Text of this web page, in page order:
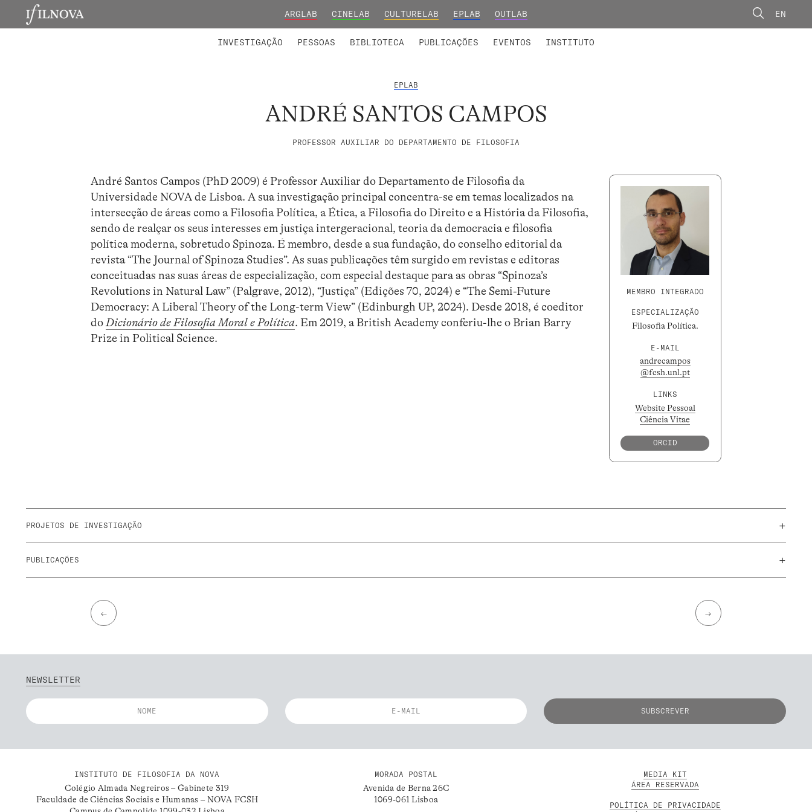
ARGLAB CINELAB CULTURELAB EPLAB OUTLAB EN
INVESTIGAÇÃO PESSOAS BIBLIOTECA PUBLICAÇÕES EVENTOS INSTITUTO
EPLAB
ANDRÉ SANTOS CAMPOS
PROFESSOR AUXILIAR DO DEPARTAMENTO DE FILOSOFIA
André Santos Campos (PhD 2009) é Professor Auxiliar do Departamento de Filosofia da
Universidade NOVA de Lisboa. A sua investigação principal concentra-se em temas localizados na
intersecção de áreas como a Filosofia Política, a Ética, a Filosofia do Direito e a História da Filosofia,
sendo de realçar os seus interesses em justiça intergeracional, teoria da democracia e filosofia
política moderna, sobretudo Spinoza. É membro, desde a sua fundação, do conselho editorial da
revista “The Journal of Spinoza Studies”. As suas publicações têm surgido em revistas e editoras
conceituadas nas suas áreas de especialização, com especial destaque para as obras “Spinoza’s
Revolutions in Natural Law” (Palgrave, 2012), “Justiça” (Edições 70, 2024) e “The Semi-Future
Democracy: A Liberal Theory of the Long-term View” (Edinburgh UP, 2024). Desde 2018, é coeditor
doDicionário de Filosofia Moral e Política. Em 2019, a British Academy conferiu-lhe o Brian Barry
Prize in Political Science.
MEMBRO INTEGRADO
ESPECIALIZAÇÃO
Filosofia Política.
E-MAIL
andrecampos
@fcsh.unl.pt
LINKS
Website Pessoal
Ciência Vitae
ORCID
PROJETOS DE INVESTIGAÇÃO +
PUBLICAÇÕES +
← →
NEWSLETTER
INSTITUTO DE FILOSOFIA DA NOVA
Colégio Almada Negreiros – Gabinete 319
Faculdade de Ciências Sociais e Humanas – NOVA FCSH
MORADA POSTAL
Avenida de Berna 26C
1069-061 Lisboa
MEDIA KIT
ÁREA RESERVADA
POLÍTICA DE PRIVACIDADE